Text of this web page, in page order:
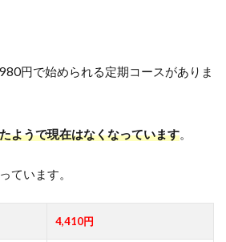
円で始められる定期コースがありま
ようで現在はなくなっています。
ています。
4,410円